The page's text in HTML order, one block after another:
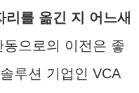
를 옮긴 지 어느새
으로의 이전은 좋
루션 기업인 VCA